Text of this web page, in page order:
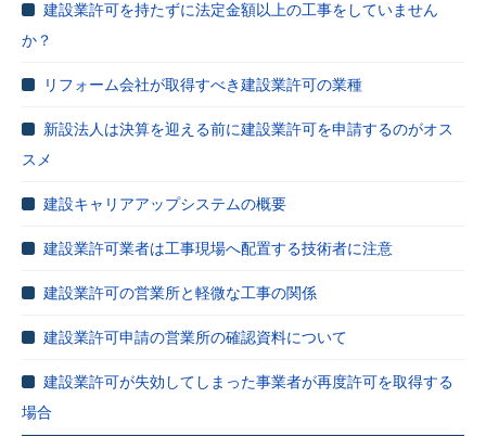
建設業許可を持たずに法定金額以上の工事をしていません
か？
リフォーム会社が取得すべき建設業許可の業種
新設法人は決算を迎える前に建設業許可を申請するのがオス
スメ
建設キャリアアップシステムの概要
建設業許可業者は工事現場へ配置する技術者に注意
建設業許可の営業所と軽微な工事の関係
建設業許可申請の営業所の確認資料について
建設業許可が失効してしまった事業者が再度許可を取得する
場合